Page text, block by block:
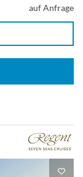
auf Anfrage